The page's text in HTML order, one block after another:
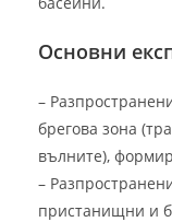
Основни
–
брегова зона
вълните),
–
пристанищни и